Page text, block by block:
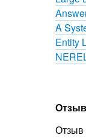
A
Entity
Отзыв